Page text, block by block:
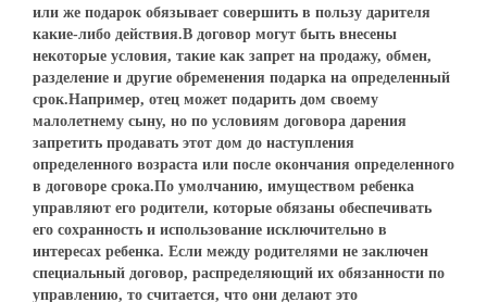
или же подарок обязывает совершить в пользу дарителя
какие-либо действия.В договор могут быть внесены
некоторые условия, такие как запрет на продажу, обмен,
разделение и другие обременения подарка на определенный
срок.Например, отец может подарить дом своему
малолетнему сыну, но по условиям договора дарения
запретить продавать этот дом до наступления
определенного возраста или после окончания определенного
в договоре срока.По умолчанию, имуществом ребенка
управляют его родители, которые обязаны обеспечивать
его сохранность и использование исключительно в
интересах ребенка. Если между родителями не заключен
специальный договор, распределяющий их обязанности по
управлению, то считается, что они делают это